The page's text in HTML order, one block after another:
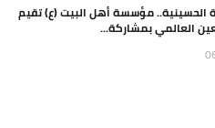
الحسينية.. مؤسسة أهل البيت (ع) تقيم
العالمي بمشاركة...